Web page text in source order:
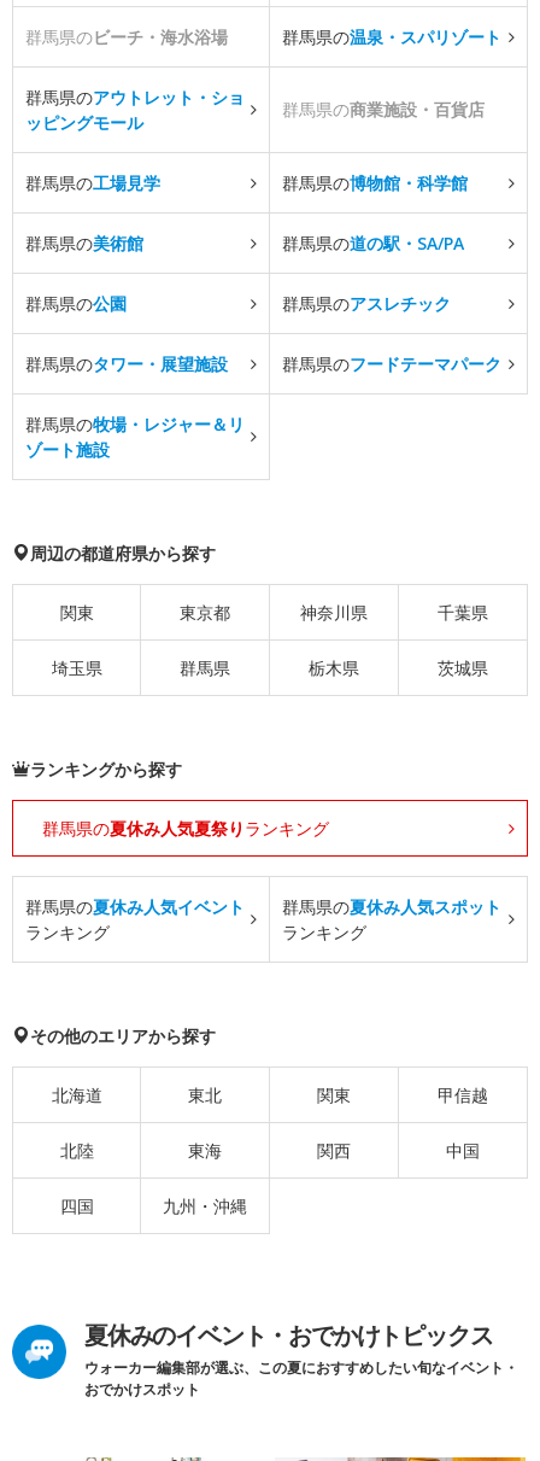
群馬県のビーチ・海水浴場 群馬県の温泉・スパリゾート
群馬県のアウトレット・ショ
ッピングモール
群馬県の商業施設・百貨店
群馬県の工場見学 群馬県の博物館・科学館
群馬県の美術館 群馬県の道の駅・SA/PA
群馬県の公園 群馬県のアスレチック
群馬県のタワー・展望施設 群馬県のフードテーマパーク
群馬県の牧場・レジャー＆リ
ゾート施設
周辺の都道府県から探す
関東 東京都 神奈川県 千葉県
埼玉県 群馬県 栃木県 茨城県
ランキングから探す
群馬県の夏休み人気夏祭り ランキング
群馬県の夏休み人気イベント
ランキング
群馬県の夏休み人気スポット
ランキング
その他のエリアから探す
北海道 東北 関東 甲信越
北陸 東海 関西 中国
四国 九州・沖縄
夏休みのイベント・おでかけトピックス
ウォーカー編集部が選ぶ、この夏におすすめしたい旬なイベント・
おでかけスポット